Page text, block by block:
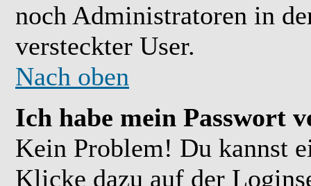
noch Administratoren in
versteckter User.
Nach oben
Ich habe mein Passwort
Kein Problem! Du kannst
Klicke dazu auf der